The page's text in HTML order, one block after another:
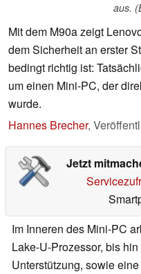
aus.
Mit dem M90a zeigt
dem Sicherheit an erster
bedingt richtig ist:
um einen Mini-PC, der
wurde.
Hannes Brecher,
Jetzt
Im Inneren des Mini-PC
Lake-U-Prozessor, bis
Unterstützung, sowie eine